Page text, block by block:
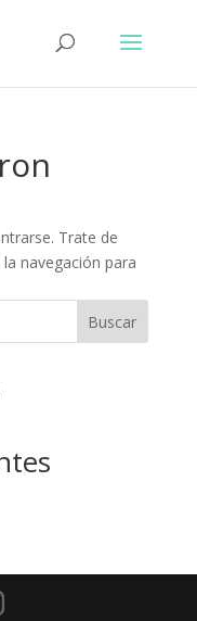
Trate de
navegación para
Buscar